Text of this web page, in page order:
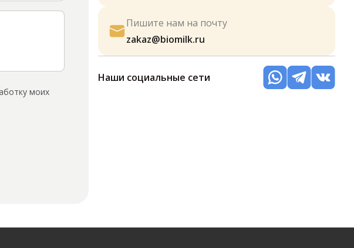
моих
Пишите нам на почту
zakaz@biomilk.ru
Наши социальные сети